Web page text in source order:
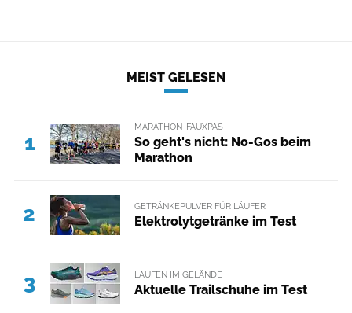
MEIST GELESEN
1
MARATHON-FAUXPAS
So geht's nicht: No-Gos beim
Marathon
2 GETRÄNKEPULVER FÜR LÄUFER
Elektrolytgetränke im Test
3 LAUFEN IM GELÄNDE
Aktuelle Trailschuhe im Test